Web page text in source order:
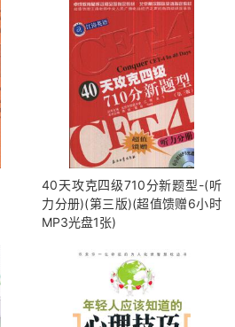
40天攻克四级710分新题型-(听
力分册)(第三版)(超值馈赠6小时
MP3光盘1张)